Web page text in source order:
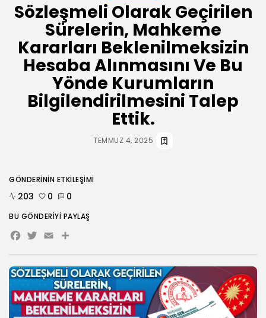
HABERLER
ANKARA 2. NOLU ŞUBESİ 1.
OLAĞAN...
TEMMUZ 31, 2026
Sözleşmeli Olarak Geçirilen
Sürelerin, Mahkeme
Kararları Beklenilmeksizin
Hesaba Alınmasını Ve Bu
Yönde Kurumların
Bilgilendirilmesini Talep
Ettik.
TEMMUZ 4, 2025
GÖNDERININ ETKILEŞIMI
203 0 0
BU GÖNDERIYI PAYLAŞ
Facebook
Twitter
EmailShare